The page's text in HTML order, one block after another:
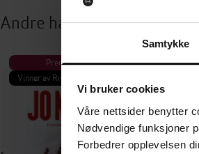
Samtykke
Vi bruker cookies
Våre nettsider benytter
Nødvendige funksjoner
Forbedrer opplevelsen
Andre har også kjøpt
Premium
Vinner av Rivertonprisen